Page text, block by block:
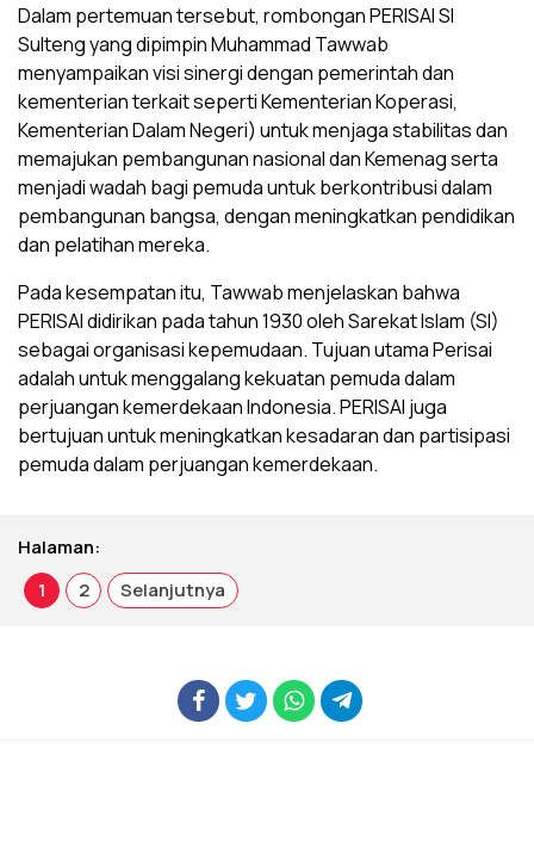
Dalam pertemuan tersebut, rombongan PERISAI SI
Sulteng yang dipimpin Muhammad Tawwab
menyampaikan visi sinergi dengan pemerintah dan
kementerian terkait seperti Kementerian Koperasi,
Kementerian Dalam Negeri) untuk menjaga stabilitas dan
memajukan pembangunan nasional dan Kemenag serta
menjadi wadah bagi pemuda untuk berkontribusi dalam
pembangunan bangsa, dengan meningkatkan pendidikan
dan pelatihan mereka.
Pada kesempatan itu, Tawwab menjelaskan bahwa
PERISAI didirikan pada tahun 1930 oleh Sarekat Islam (SI)
sebagai organisasi kepemudaan. Tujuan utama Perisai
adalah untuk menggalang kekuatan pemuda dalam
perjuangan kemerdekaan Indonesia. PERISAI juga
bertujuan untuk meningkatkan kesadaran dan partisipasi
pemuda dalam perjuangan kemerdekaan.
Halaman:
1
2 Selanjutnya